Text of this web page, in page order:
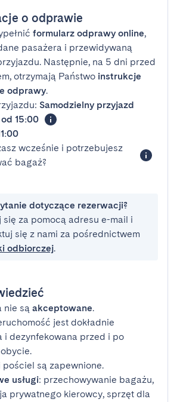
o odprawie
formularz odprawy online,
pasażera i przewidywaną
Następnie, na 5 dni przed
otrzymają Państwo instrukcje
odprawy.
Samodzielny przyjazd
od 15:00
wcześnie i potrzebujesz
bagaż?
dotyczące rezerwacji?
się za pomocą adresu e-mail i
się z nami za pośrednictwem
odbiorczej.
nie są akceptowane.
jest dokładnie
i dezynfekowana przed i po
pościel są zapewnione.
usługi: przechowywanie bagażu,
prywatnego kierowcy, sprzęt dla